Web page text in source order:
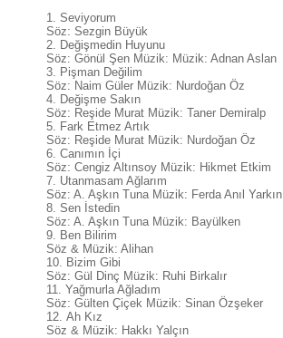
Seviyorum
Söz: Sezgin Büyük
Değişmedin Huyunu
Söz: Gönül Şen Müzik: Müzik: Adnan Aslan
Pişman Değilim
Söz: Naim Güler Müzik: Nurdoğan Öz
Değişme Sakın
Söz: Reşide Murat Müzik: Taner Demiralp
Fark Etmez Artık
Söz: Reşide Murat Müzik: Nurdoğan Öz
Canımın İçi
Söz: Cengiz Altınsoy Müzik: Hikmet Etkim
Utanmasam Ağlarım
Söz: A. Aşkın Tuna Müzik: Ferda Anıl Yarkın
Sen İstedin
Söz: A. Aşkın Tuna Müzik: Bayülken
Ben Bilirim
Söz & Müzik: Alihan
Bizim Gibi
Söz: Gül Dinç Müzik: Ruhi Birkalır
Yağmurla Ağladım
Söz: Gülten Çiçek Müzik: Sinan Özşeker
Ah Kız
Söz & Müzik: Hakkı Yalçın